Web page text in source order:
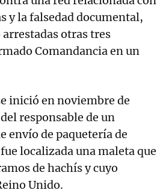
y la falsedad documental,
otras tres
Comandancia en un
inició en noviembre de
responsable de un
envío de paquetería de
localizada una maleta que
de hachís y cuyo
Unido.